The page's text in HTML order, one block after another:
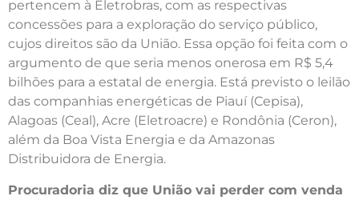
pertencem à Eletrobras, com as respectivas
concessões para a exploração do serviço público,
cujos direitos são da União. Essa opção foi feita com o
argumento de que seria menos onerosa em R$ 5,4
bilhões para a estatal de energia. Está previsto o leilão
das companhias energéticas de Piauí (Cepisa),
Alagoas (Ceal), Acre (Eletroacre) e Rondônia (Ceron),
além da Boa Vista Energia e da Amazonas
Distribuidora de Energia.
Procuradoria diz que União vai perder com venda